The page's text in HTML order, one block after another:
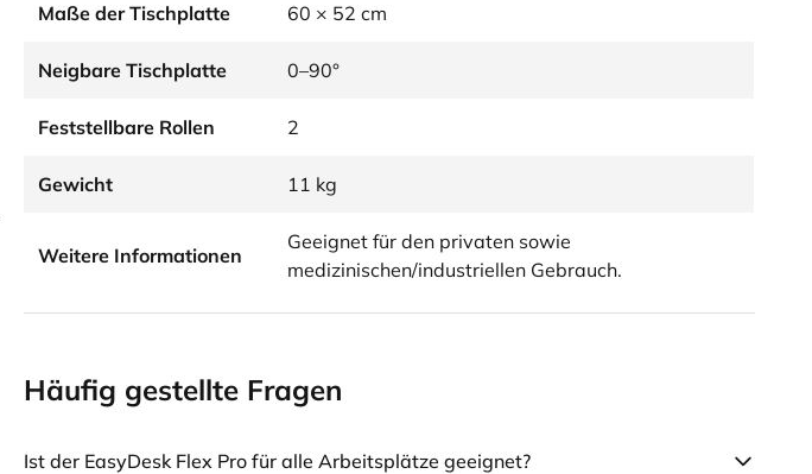
Maße der Tischplatte 60 × 52 cm
Neigbare Tischplatte 0–90°
Feststellbare Rollen 2
Gewicht 11 kg
Weitere Informationen
Geeignet für den privaten sowie
medizinischen/industriellen Gebrauch.
Häufig gestellte Fragen
Ist der EasyDesk Flex Pro für alle Arbeitsplätze geeignet?